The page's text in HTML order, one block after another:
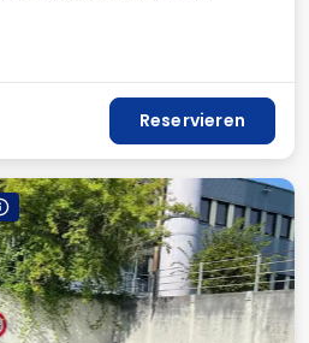
Reservieren